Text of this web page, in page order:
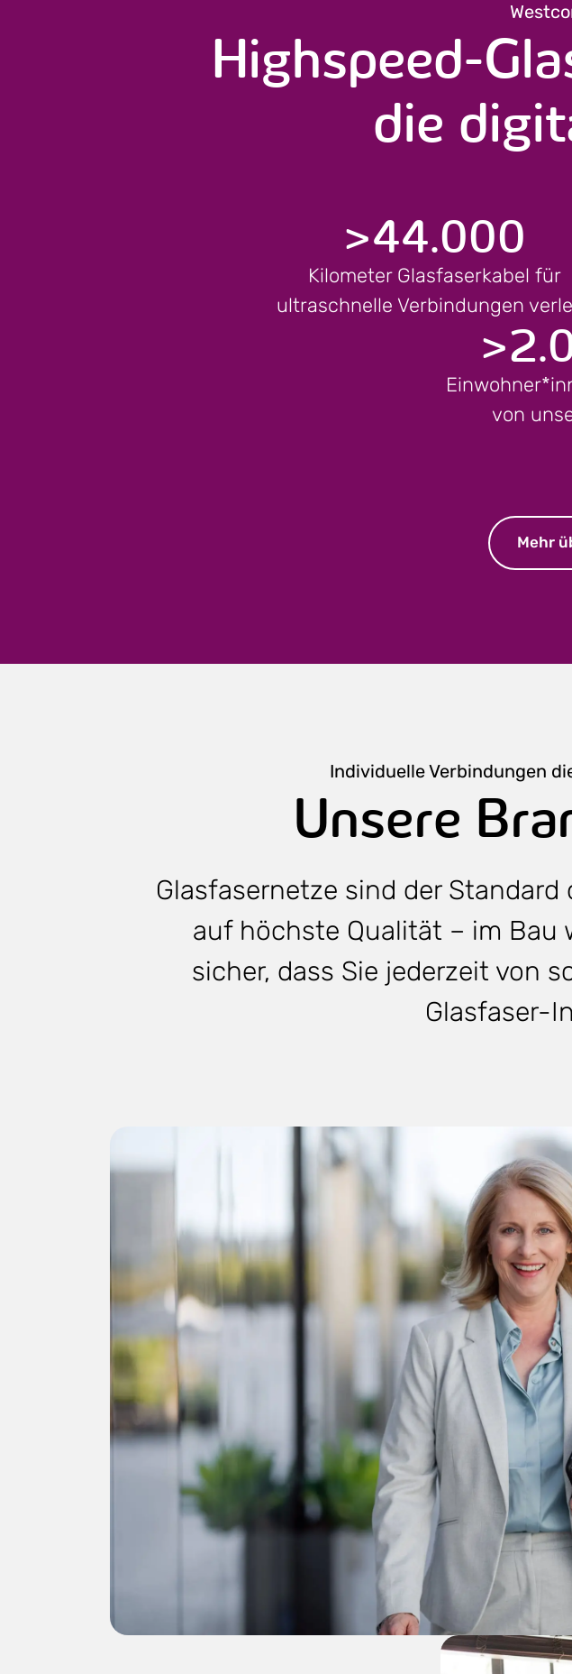
Highspeed-
die
>44.000
Kilometer Glasfaserkabel für
ultraschnelle Verbindungen
>
von
Mehr
Individuelle Verbindungen
Unsere
Glasfasernetze sind der
auf höchste Qualität – im Bau
sicher, dass Sie jederzeit von
Glasfaser-